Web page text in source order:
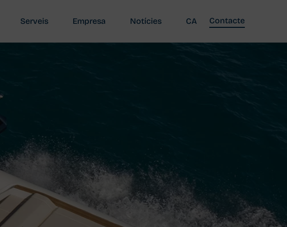
Serveis Empresa Notícies CA Contacte